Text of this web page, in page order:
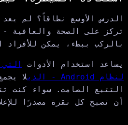
الدرس الأوسع نطاقاً؟ لم
تركز على الصحة والعافية
بالركب ببطء، يمكن للأفراد
يساعد استخدام الأدوات
لنظام Android - الذي
لا
التتبع الصامت. سواء كنت
أن تصبح كل نقرة مصدرًا